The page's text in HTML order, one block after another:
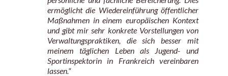
ermöglicht die Wiedereinführung öffentlicher
Maßnahmen in einem europäischen Kontext
und gibt mir sehr konkrete Vorstellungen von
Verwaltungspraktiken, die sich besser mit
meinem täglichen Leben als Jugend- und
Sportinspektorin in Frankreich vereinbaren
lassen.“